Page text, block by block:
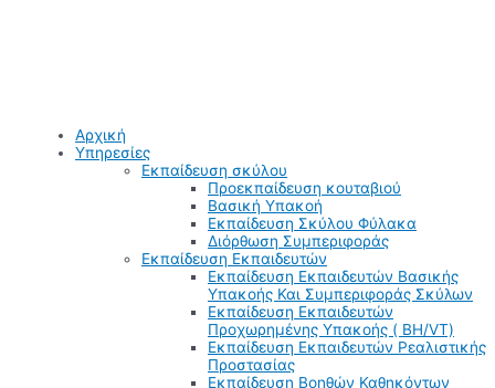
Αρχική
Υπηρεσίες
Εκπαίδευση σκύλου
Προεκπαίδευση κουταβιού
Βασική Υπακοή
Εκπαίδευση Σκύλου Φύλακα
Διόρθωση Συμπεριφοράς
Εκπαίδευση Εκπαιδευτών
Εκπαίδευση Εκπαιδευτών Βασικής
Υπακοής Και Συμπεριφοράς Σκύλων
Εκπαίδευση Εκπαιδευτών
Προχωρημένης Υπακοής ( BH/VT)
Εκπαίδευση Εκπαιδευτών Ρεαλιστικής
Προστασίας
Εκπαίδευση Βοηθών Καθηκόντων